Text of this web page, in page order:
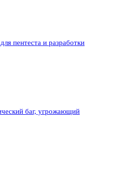
пентеста и разработки
баг, угрожающий